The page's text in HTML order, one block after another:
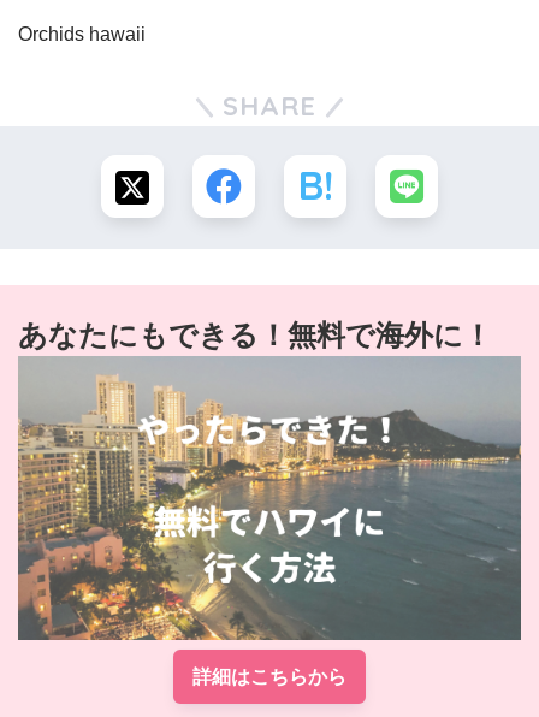
Orchids hawaii
SHARE
あなたにもできる！無料で海外に！
詳細はこちらから